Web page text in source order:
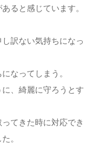
ると感じています。
訳ない気持ちになっ
なってしまう。
、綺麗に守ろうとす
てきた時に対応でき
。